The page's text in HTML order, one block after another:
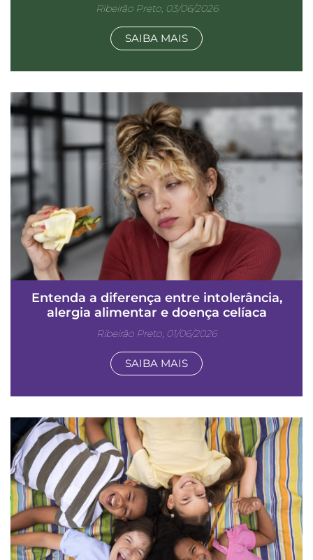
Ribeirão Preto, 03/06/2026
SAIBA MAIS
Entenda a diferença entre intolerância,
alergia alimentar e doença celíaca
Ribeirão Preto, 01/06/2026
SAIBA MAIS